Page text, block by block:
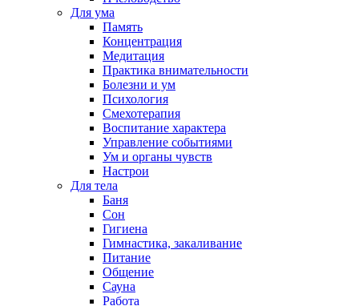
Для ума
Память
Концентрация
Медитация
Практика внимательности
Болезни и ум
Психология
Смехотерапия
Воспитание характера
Управление событиями
Ум и органы чувств
Настрои
Для тела
Баня
Сон
Гигиена
Гимнастика, закаливание
Питание
Общение
Сауна
Работа